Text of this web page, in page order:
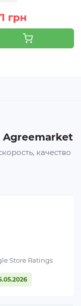
грн
Agreemarket
качество
Store Ratings